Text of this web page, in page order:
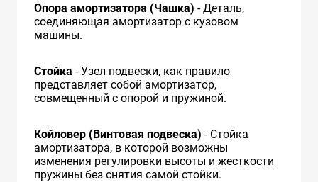
Опора амортизатора (Чашка) - Деталь,
соединяющая амортизатор с кузовом
машины.
Стойка - Узел подвески, как правило
представляет собой амортизатор,
совмещенный с опорой и пружиной.
Койловер (Винтовая подвеска) - Стойка
амортизатора, в которой возможны
изменения регулировки высоты и жесткости
пружины без снятия самой стойки.